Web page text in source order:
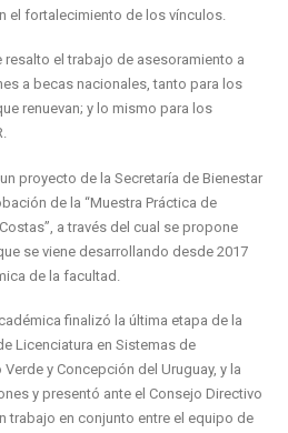
el fortalecimiento de los vínculos.
el trabajo de asesoramiento a
a becas nacionales, tanto para los
renuevan; y lo mismo para los
proyecto de la Secretaría de Bienestar
de la “Muestra Práctica de
a través del cual se propone
se viene desarrollando desde 2017
de la facultad.
finalizó la última etapa de la
Licenciatura en Sistemas de
y Concepción del Uruguay, y la
y presentó ante el Consejo Directivo
trabajo en conjunto entre el equipo de